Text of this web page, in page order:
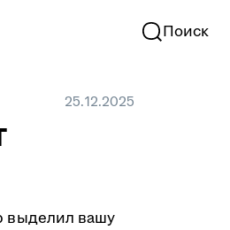
Поиск
25.12.2025
выделил вашу